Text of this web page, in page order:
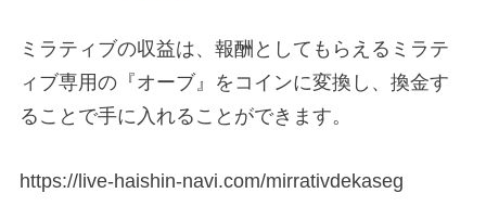
ミラティブの収益は、報酬としてもらえるミラテ
ィブ専用の『オーブ』をコインに変換し、換金す
ることで手に入れることができます。
https://live-haishin-navi.com/mirrativdekaseg